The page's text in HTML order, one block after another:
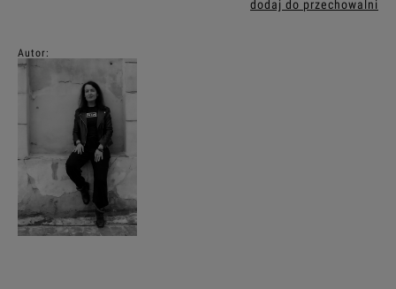
dodaj do przechowalni
Autor: